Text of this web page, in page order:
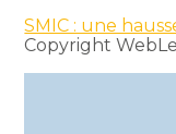
SMIC : une
Copyright